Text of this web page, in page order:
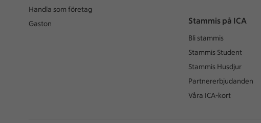
Handla som företag
Gaston
Stammis på ICA
Bli stammis
Stammis Student
Stammis Husdjur
Partnererbjudanden
Våra ICA-kort